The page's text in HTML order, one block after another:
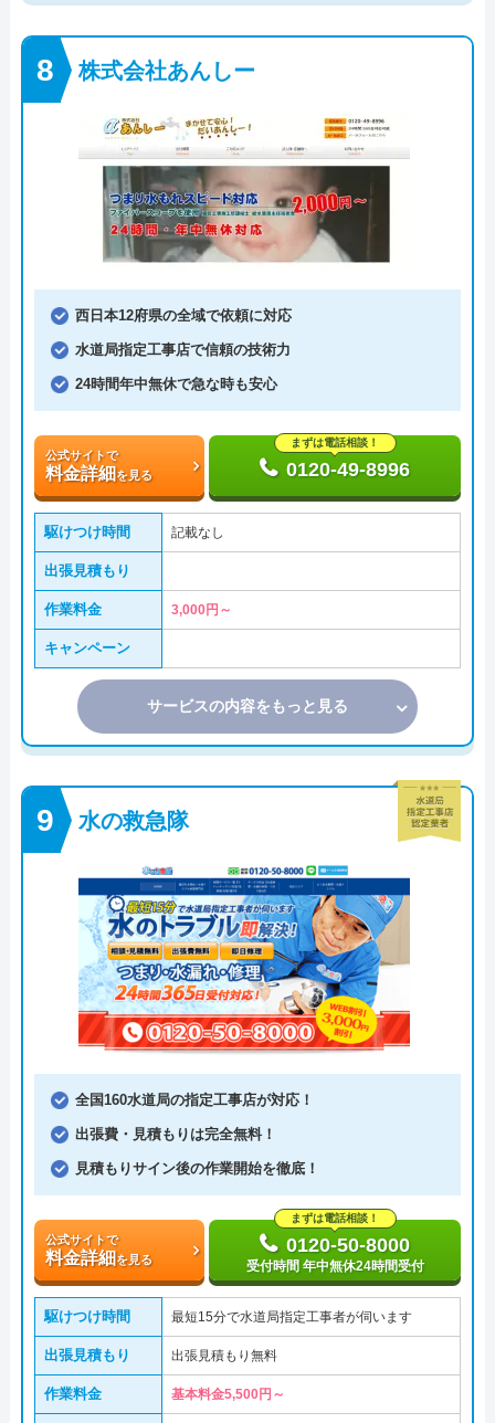
株式会社あんしー
西日本12府県の全域で依頼に対応
水道局指定工事店で信頼の技術力
24時間年中無休で急な時も安心
公式サイトで
料金詳細を見る
まずは電話相談！
0120-49-8996
駆けつけ時間 記載なし
出張見積もり
作業料金 3,000円～
キャンペーン
サービスの内容をもっと見る
水の救急隊
全国160水道局の指定工事店が対応！
出張費・見積もりは完全無料！
見積もりサイン後の作業開始を徹底！
公式サイトで
料金詳細を見る
まずは電話相談！
0120-50-8000
受付時間 年中無休24時間受付
駆けつけ時間 最短15分で水道局指定工事者が伺います
出張見積もり 出張見積もり無料
作業料金 基本料金5,500円～